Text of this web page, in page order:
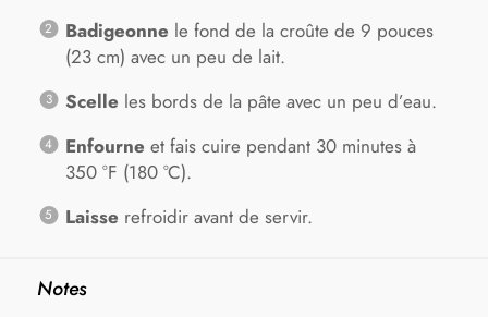
Badigeonne le fond de la croûte de 9 pouces
(23 cm) avec un peu de lait.
Scelle les bords de la pâte avec un peu d’eau.
Enfourne et fais cuire pendant 30 minutes à
350 °F (180 °C).
Laisse refroidir avant de servir.
Notes